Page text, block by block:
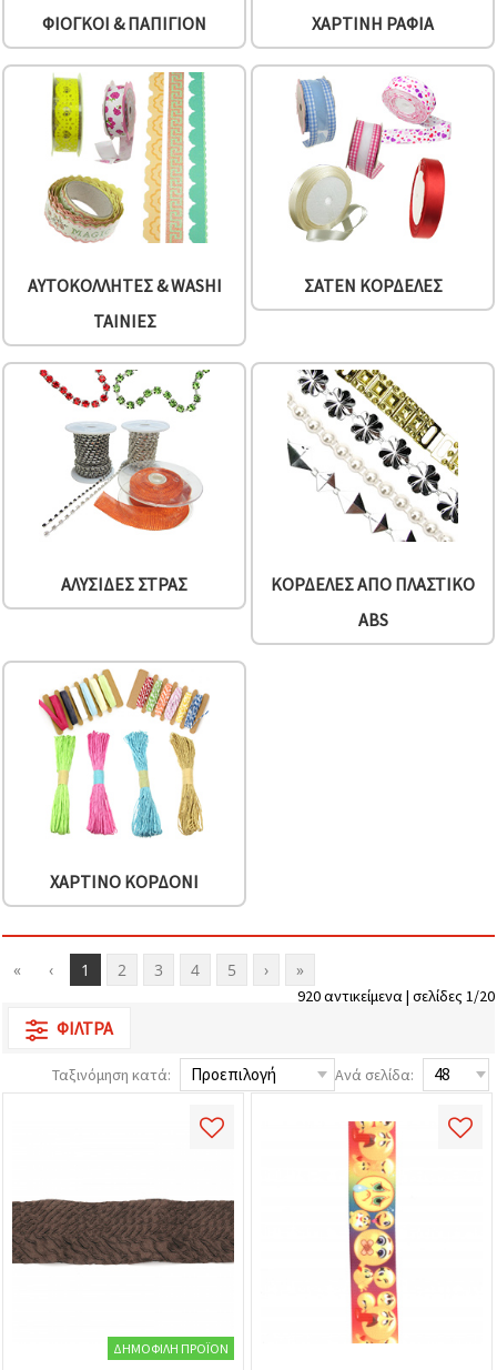
ΦΙΌΓΚΟΙ & ΠΑΠΙΓΙΌΝ ΧΆΡΤΙΝΗ ΡΑΦΊΑ
ΑΥΤΟΚΌΛΛΗΤΕΣ & WASHI
ΤΑΙΝΊΕΣ
ΣΑΤΈΝ ΚΟΡΔΈΛΕΣ
ΑΛΥΣΊΔΕΣ ΣΤΡΑΣ
ΚΟΡΔΈΛΕΣ ΑΠΌ ΠΛΑΣΤΙΚΌ
ABS
ΧΆΡΤΙΝΟ ΚΟΡΔΌΝΙ
« ‹ 1 2 3 4 5 › »
920 αντικείμενα | σελίδες 1/20
ΦΊΛΤΡΑ
Ταξινόμηση κατά: Ανά σελίδα:
ΔΗΜΟΦΙΛΉ ΠΡΟΪΌΝ